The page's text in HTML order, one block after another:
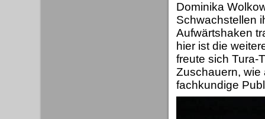
Dominika
Schwachstellen
Aufwärtshaken
hier ist die
freute sich Tura-
Zuschauern, wie
fachkundige